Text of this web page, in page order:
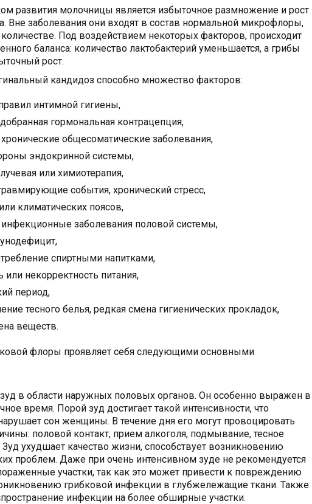
развития молочницы является избыточное размножение и рост
Вне заболевания они входят в состав нормальной микрофлоры,
Под воздействием некоторых факторов, происходит
баланса: количество лактобактерий уменьшается, а грибы
рост.
кандидоз способно множество факторов:
интимной гигиены,
гормональная контрацепция,
общесоматические заболевания,
эндокринной системы,
или химиотерапия,
события, хронический стресс,
климатических поясов,
заболевания половой системы,
спиртными напитками,
или некорректность питания,
период,
тесного белья, редкая смена гигиенических прокладок,
веществ.
флоры проявляет себя следующими основными
в области наружных половых органов. Он особенно выражен в
время. Порой зуд достигает такой интенсивности, что
сон женщины. В течение дня его могут провоцировать
половой контакт, прием алкоголя, подмывание, тесное
Зуд ухудшает качество жизни, способствует возникновению
проблем. Даже при очень интенсивном зуде не рекомендуется
участки, так как это может привести к повреждению
грибковой инфекции в глубжележащие ткани. Также
инфекции на более обширные участки.